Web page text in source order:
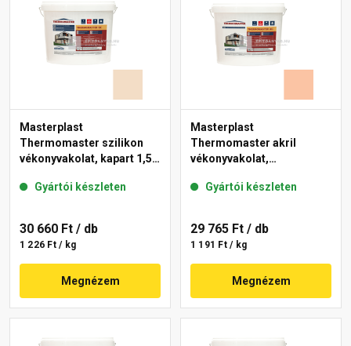
Masterplast
Thermomaster szilikon
vékonyvakolat, kapart 1,5
Gyártói készleten
30 660 Ft / db
1 226 Ft / kg
Megnézem
Masterplast
Thermomaster akril
vékonyvakolat,
11-D 25 kg
Gyártói készleten
29 765 Ft / db
1 191 Ft / kg
Megnézem